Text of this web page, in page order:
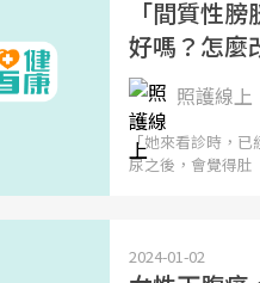
「間質性
好嗎？怎麼
照護線上
「她來看診時，
尿之後，會覺得肚
2024-01-02